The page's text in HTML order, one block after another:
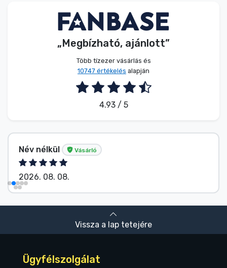
„Megbízható, ajánlott”
Több tízezer vásárlás és
10747 értékelés alapján
4.93 / 5
Név nélkül Vásárló
2026. 08. 08.
Vissza a lap tetejére
Ügyfélszolgálat